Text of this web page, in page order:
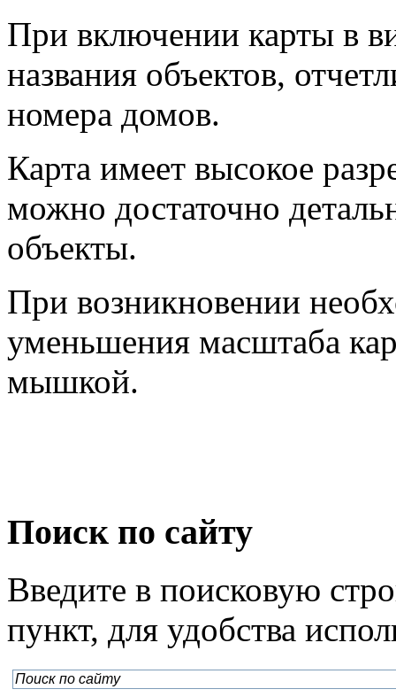
При включении карты в
названия объектов,
номера домов.
Карта имеет высокое
можно достаточно
объекты.
При возникновении
уменьшения масштаба
мышкой.
Поиск по сайту
Введите в поисковую
пункт, для удобства